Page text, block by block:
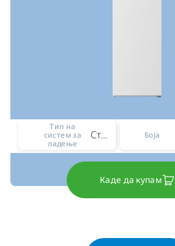
Тип на
систем за
ладење
Статичен Боја
Каде да купам